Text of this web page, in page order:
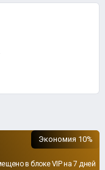
в блоке VIP на 7 дней
Экономия 10%